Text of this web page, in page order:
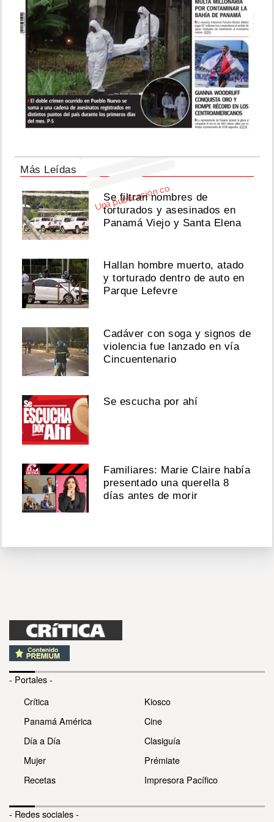
Ver
esta
publicación
en
Instagram
U
na
p
u
bli
ca
ci
ó
n
c
om
parti
da
d
e (
@aki
m
cf
m)
Más Leídas
Se filtran nombres de
torturados y asesinados en
Panamá Viejo y Santa Elena
Hallan hombre muerto, atado
y torturado dentro de auto en
Parque Lefevre
Cadáver con soga y signos de
violencia fue lanzado en vía
Cincuentenario
Se escucha por ahí
Familiares: Marie Claire había
presentado una querella 8
días antes de morir
- Portales -
Crítica
Panamá América
Día a Día
Mujer
Recetas
Kiosco
Cine
Clasiguía
Prémiate
Impresora Pacífico
- Redes sociales -